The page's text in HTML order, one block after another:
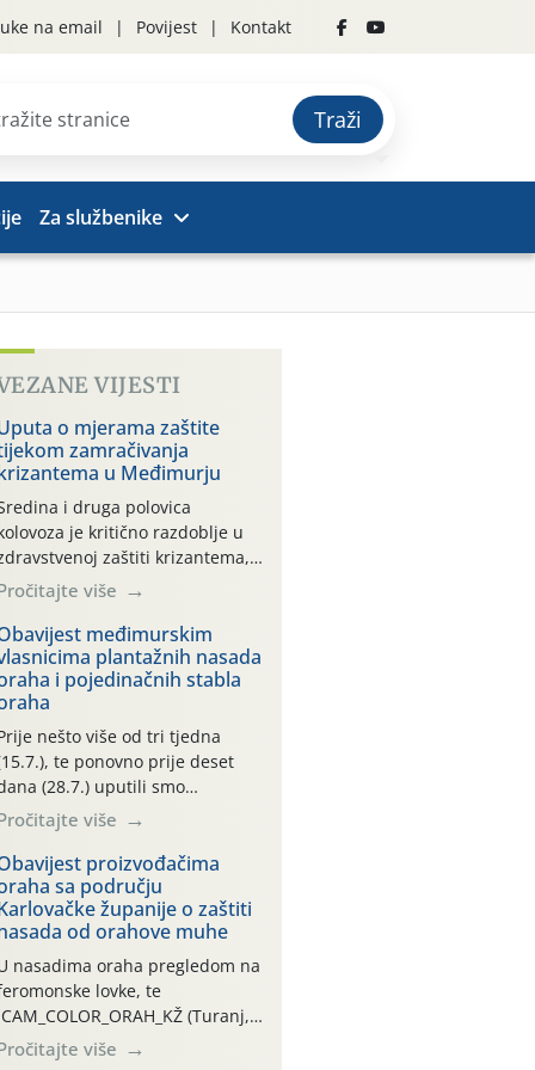
na email Povijest Kontakt
Traži
Za službenike
VIJESTI
o mjerama zaštite
zamračivanja
u Međimurju
i druga polovica
je kritično razdoblje u
zaštiti krizantema,
prije zamračivanja u proteklom
smo mjesecu tri puta upućivali
o preventivnim
zaštite krizantema od
uzročnika bolesti,
i fito-fagnih grinja (23.7.,
06.7.)! Na početku ovog
je zabilježeno je
i ekstremno vruće
razdoblje, uz
temperature […]
više
međimurskim
plantažnih nasada
i pojedinačnih stabla
nešto više od tri tjedna
te ponovno prije deset
(28.7.) uputili smo
vlasnicima plantažnih
nasada oraha i pojedinačnih
o početku leta i
potrebi usmjerenog
orahove muhe
completa)! Već
dana traje drugi
“toplinski udar”, koji
naročito izražen zadnja šest
(31.7.-05.8.), jer najviše
zraka svakodnevno
više
proizvođačima
sa području
županije o zaštiti
od orahove muhe
nasadima oraha pregledom na
lovke, te
CAM_COLOR_ORAH_KŽ (Turanj,
zabilježena je mala
više